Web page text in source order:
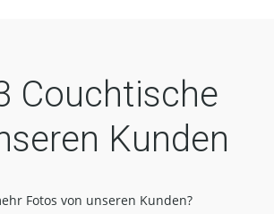
Couchtische
Kunden
Fotos von unseren Kunden?